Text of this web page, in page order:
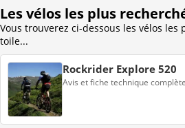
Les vélos les plus
Vous trouverez ci-dessous les vélos les
toile...
Rockrider Explore 520
Avis et fiche technique complète